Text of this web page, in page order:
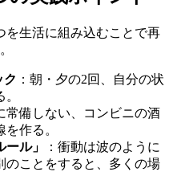
を生活に組み込むことで再
ク ：朝・夕の2回、自分の状
常備しない、コンビニの酒
作る。
ル」
：衝動は波のように
のことをすると、多くの場